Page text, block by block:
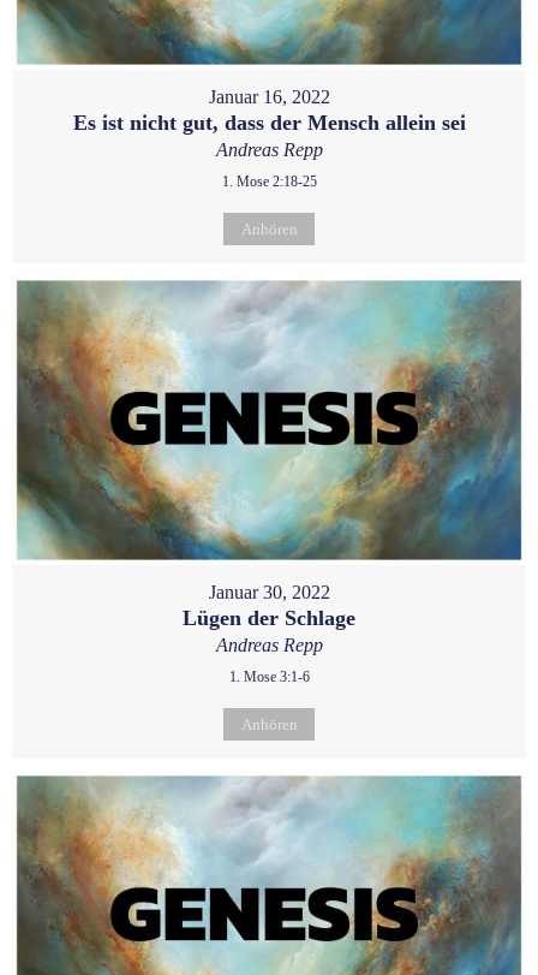
Januar 16, 2022
Es ist nicht gut, dass der Mensch allein sei
Andreas Repp
1. Mose 2:18-25
Anhören
Januar 30, 2022
Lügen der Schlage
Andreas Repp
1. Mose 3:1-6
Anhören